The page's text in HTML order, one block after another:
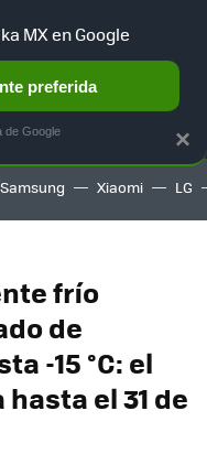
AUTO TERRITORIO
Samsung Xiaomi LG
frío
de
-15 °C: el
el 31 de
×
MX en Google
preferida
de Google